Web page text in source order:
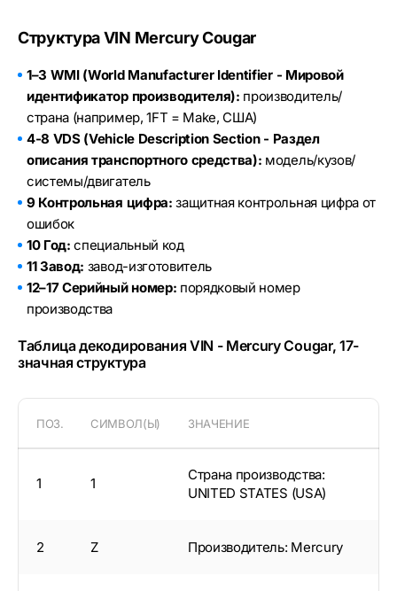
Структура VIN Mercury Cougar
1–3 WMI (World Manufacturer Identifier - Мировой
идентификатор производителя): производитель/
страна (например, 1FT = Make, США)
4-8 VDS (Vehicle Description Section - Раздел
описания транспортного средства): модель/кузов/
системы/двигатель
9 Контрольная цифра: защитная контрольная цифра от
ошибок
10 Год: специальный код
11 Завод: завод-изготовитель
12–17 Серийный номер: порядковый номер
производства
Таблица декодирования VIN - Mercury Cougar, 17-
значная структура
ПОЗ. СИМВОЛ(Ы) ЗНАЧЕНИЕ
1 1
Страна производства:
UNITED STATES (USA)
2 Z Производитель: Mercury